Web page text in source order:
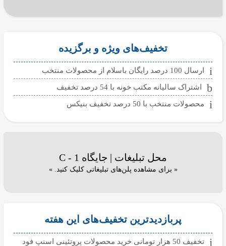
تخفیف‌های ویژه و برگزیده
ارسال 100 درصد رایگان باسلام از محصولات منتخب
اشتراک سالیانه مکتب خونه با 54 درصد تخفیف
محصولات منتخب با 50 درصد تخفیف بنیکس
محل تبلیغات | جایگاه C - 1
« برای مشاهده پلن‌های تبلیغاتی کلیک کنید. »
پربازدیدترین تخفیف‌های این هفته
تخفیف 50 هزار تومانی خرید محصولات پروتئینی اسنپ فود